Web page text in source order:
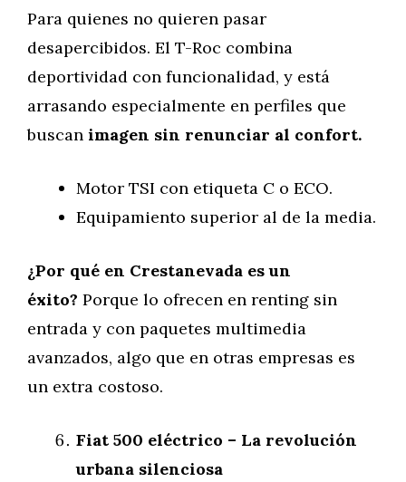
Para quienes no quieren pasar
desapercibidos. El T-Roc combina
deportividad con funcionalidad, y está
arrasando especialmente en perfiles que
buscan imagen sin renunciar al confort.
Motor TSI con etiqueta C o ECO.
Equipamiento superior al de la media.
¿Por qué en Crestanevada es un
éxito? Porque lo ofrecen en renting sin
entrada y con paquetes multimedia
avanzados, algo que en otras empresas es
un extra costoso.
Fiat 500 eléctrico – La revolución
urbana silenciosa